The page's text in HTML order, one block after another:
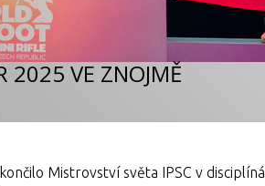
2025 VE ZNOJMĚ
Mistrovství světa IPSC v